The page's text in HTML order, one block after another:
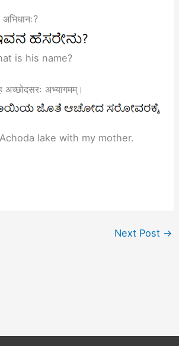
is his name?
अभ्यागमम्।
lake with my mother.
Next Post →